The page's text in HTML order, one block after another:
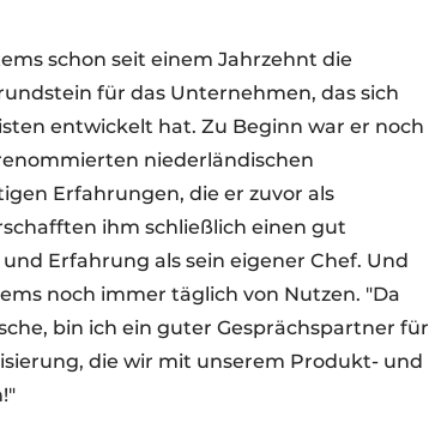
schon seit einem Jahrzehnt die
für das Unternehmen, das sich
entwickelt hat. Zu Beginn war er noch
niederländischen
Erfahrungen, die er zuvor als
ihm schließlich einen gut
Erfahrung als sein eigener Chef. Und
noch immer täglich von Nutzen. "Da
bin ich ein guter Gesprächspartner für
die wir mit unserem Produkt- und